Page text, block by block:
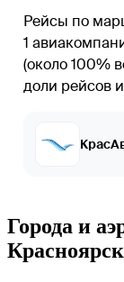
Рейсы по
1
(около 100%
доли рейсов
Города и